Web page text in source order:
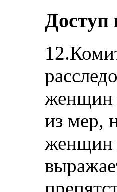
Доступ
женщин
из мер,
женщин